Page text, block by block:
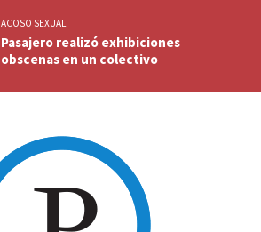
ACOSO SEXUAL
Pasajero realizó exhibiciones
obscenas en un colectivo